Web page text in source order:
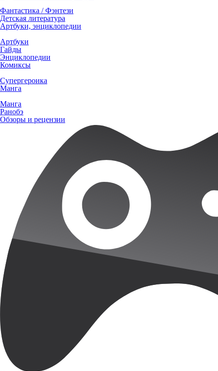
Фантастика / Фэнтези
Детская литература
Артбуки, энциклопедии
Артбуки
Гайды
Энциклопедии
Комиксы
Супергероика
Манга
Манга
Ранобэ
Обзоры и рецензии